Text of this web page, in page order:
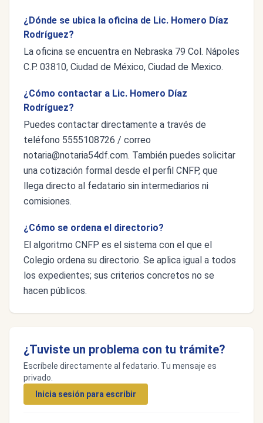
¿Dónde se ubica la oficina de Lic. Homero Díaz
Rodríguez?
La oficina se encuentra en Nebraska 79 Col. Nápoles
C.P. 03810, Ciudad de México, Ciudad de Mexico.
¿Cómo contactar a Lic. Homero Díaz
Rodríguez?
Puedes contactar directamente a través de
teléfono 5555108726 / correo
notaria@notaria54df.com. También puedes solicitar
una cotización formal desde el perfil CNFP, que
llega directo al fedatario sin intermediarios ni
comisiones.
¿Cómo se ordena el directorio?
El algoritmo CNFP es el sistema con el que el
Colegio ordena su directorio. Se aplica igual a todos
los expedientes; sus criterios concretos no se
hacen públicos.
¿Tuviste un problema con tu trámite?
Escríbele directamente al fedatario. Tu mensaje es
privado.
Inicia sesión para escribir